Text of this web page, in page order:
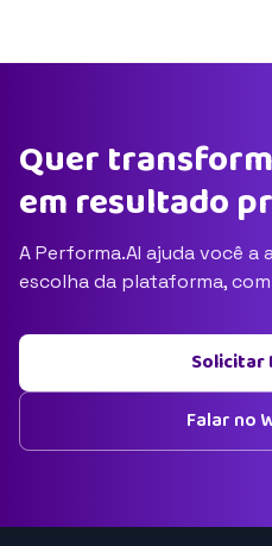
Quer
em resultado
A Performa.AI ajuda você a
escolha da plataforma,
Solicitar
Falar no